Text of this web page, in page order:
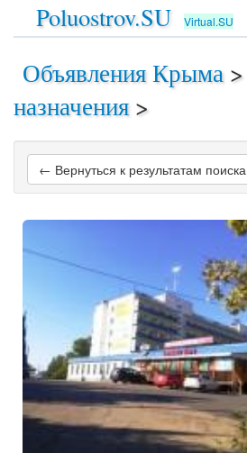
Poluostrov.SU Virtual.SU
Объявления Крыма >
назначения >
← Вернуться к результатам поиска